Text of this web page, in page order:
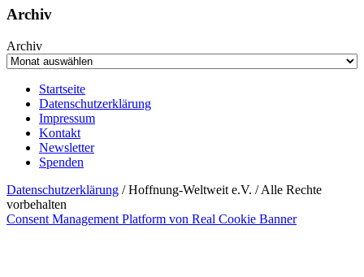
Archiv
Archiv
Startseite
Datenschutzerklärung
Impressum
Kontakt
Newsletter
Spenden
Datenschutzerklärung / Hoffnung-Weltweit e.V. / Alle Rechte
vorbehalten
Consent Management Platform von Real Cookie Banner